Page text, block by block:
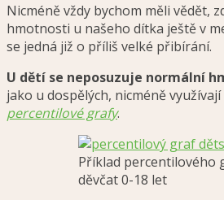
Nicméně vždy bychom měli vědět,
hmotnosti u našeho dítka ještě v
se jedná již o příliš velké přibírání.
U dětí se neposuzuje normální
jako u dospělých, nicméně
percentilové grafy.
Příklad percentilového
děvčat 0-18 let